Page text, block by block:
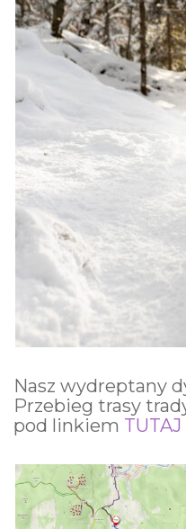
Nasz wydreptany
Przebieg trasy
pod linkiem TUTAJ